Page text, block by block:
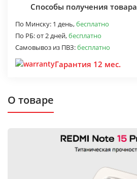
Способы получения товара
По Минску: 1 день,бесплатно
По РБ:от 2 дней,бесплатно
Самовывоз из ПВЗ:бесплатно
Гарантия 12 мес.
О товаре